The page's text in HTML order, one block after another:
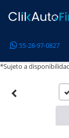
55-28-97-0827
*Sujeto a